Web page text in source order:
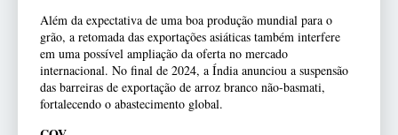
Além da expectativa de uma boa produção mundial para o
grão, a retomada das exportações asiáticas também interfere
em uma possível ampliação da oferta no mercado
internacional. No final de 2024, a Índia anunciou a suspensão
das barreiras de exportação de arroz branco não-basmati,
fortalecendo o abastecimento global.